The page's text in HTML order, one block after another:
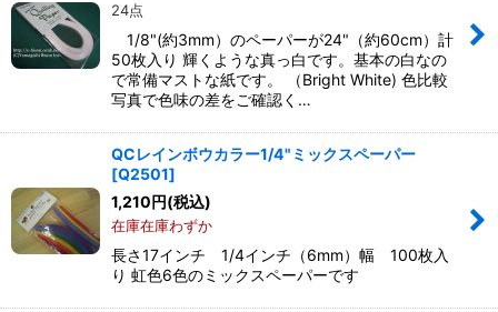
24点
1/8"(約3mm）のペーパーが24"（約60cm）計
50枚入り 輝くような真っ白です。基本の白なの
で常備マストな紙です。 （Bright White) 色比較
写真で色味の差をご確認く…
QCレインボウカラー1/4"ミックスペーパー
[Q2501]
1,210円(税込)
在庫在庫わずか
長さ17インチ 1/4インチ（6mm）幅 100枚入
り 虹色6色のミックスペーパーです